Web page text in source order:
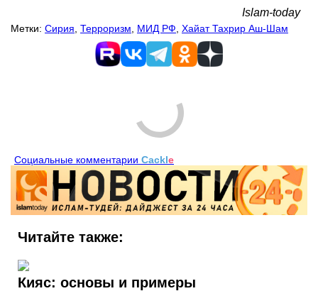
Islam-today
Метки: Сирия Терроризм МИД РФ Хайат Тахрир Аш-Шам
Социальные комментарии Cackle
Читайте также:
Кияс: основы и примеры